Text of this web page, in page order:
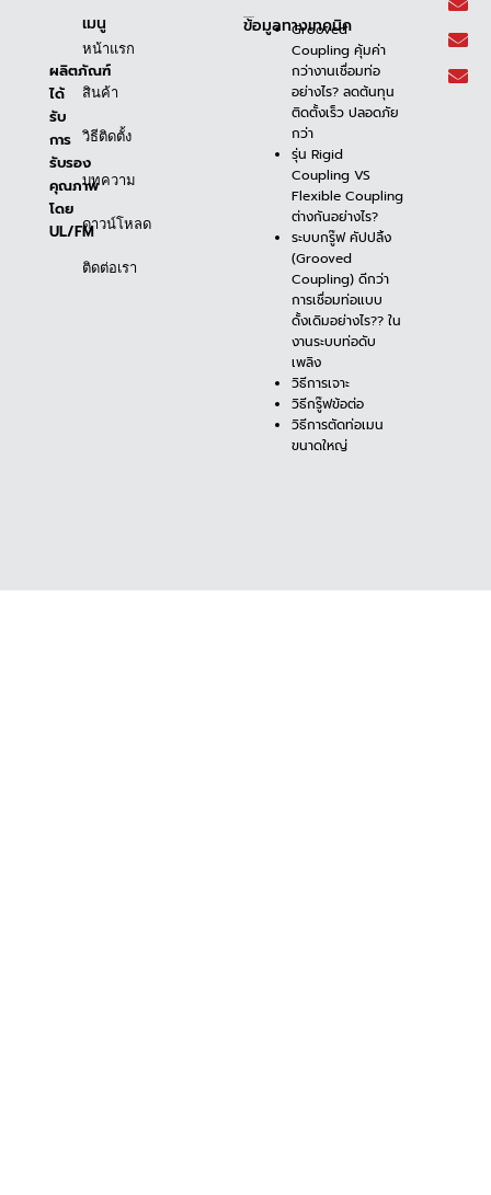
ผลิตภัณฑ์
ได้
รับ
การ
รับรอง
คุณภาพ
โดย
UL/FM
เมนู
หน้าแรก
สินค้า
วิธีติดตั้ง
บทความ
ดาวน์โหลด
ติดต่อเรา
ข้อมูลทางเทคนิค
Grooved
Coupling คุ้มค่า
กว่างานเชื่อมท่อ
อย่างไร? ลดต้นทุน
ติดตั้งเร็ว ปลอดภัย
กว่า
รุ่น Rigid
Coupling VS
Flexible Coupling
ต่างกันอย่างไร?
ระบบกรู๊ฟ คัปปลิ้ง
(Grooved
Coupling) ดีกว่า
การเชื่อมท่อแบบ
ดั้งเดิมอย่างไร?? ใน
งานระบบท่อดับ
เพลิง
วิธีการเจาะ
วิธีกรู๊ฟข้อต่อ
วิธีการตัดท่อเมน
ขนาดใหญ่